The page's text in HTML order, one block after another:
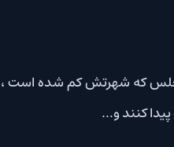
کم شده است ، همراه با